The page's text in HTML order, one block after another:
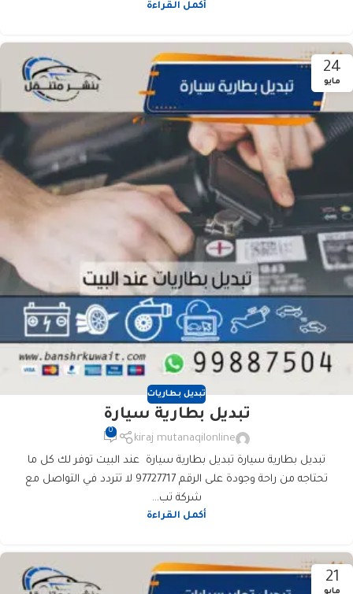
أكمل القراءة
24
مايو
تبديل بطاريات
تبديل بطارية سيارة
kiraj mutanaqilonline
0
تبديل بطارية سيارة تبديل بطارية سيارة عند البيت توفر لك كل ما
تحتاجه من راحة وجودة على الرقم 97727717 لا تتردد في التواصل مع
شركة تب...
أكمل القراءة
21
مايو